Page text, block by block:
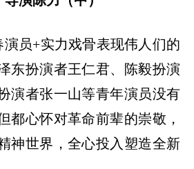
演员+实力戏骨表现伟人们的
东扮演者王仁君、陈毅扮演
演者张一山等青年演员没有
都心怀对革命前辈的崇敬，
神世界，全心投入塑造全新